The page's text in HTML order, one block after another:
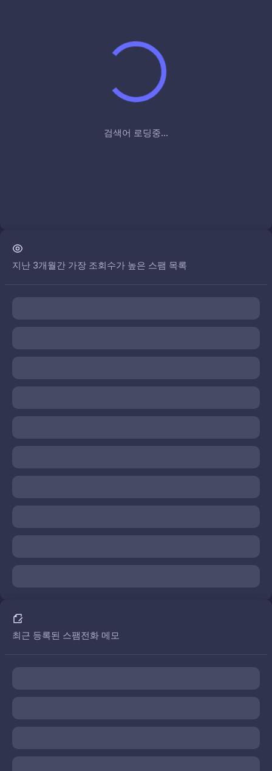
검색어 로딩중...
지난 3개월간 가장 조회수가 높은 스팸 목록
최근 등록된 스팸전화 메모